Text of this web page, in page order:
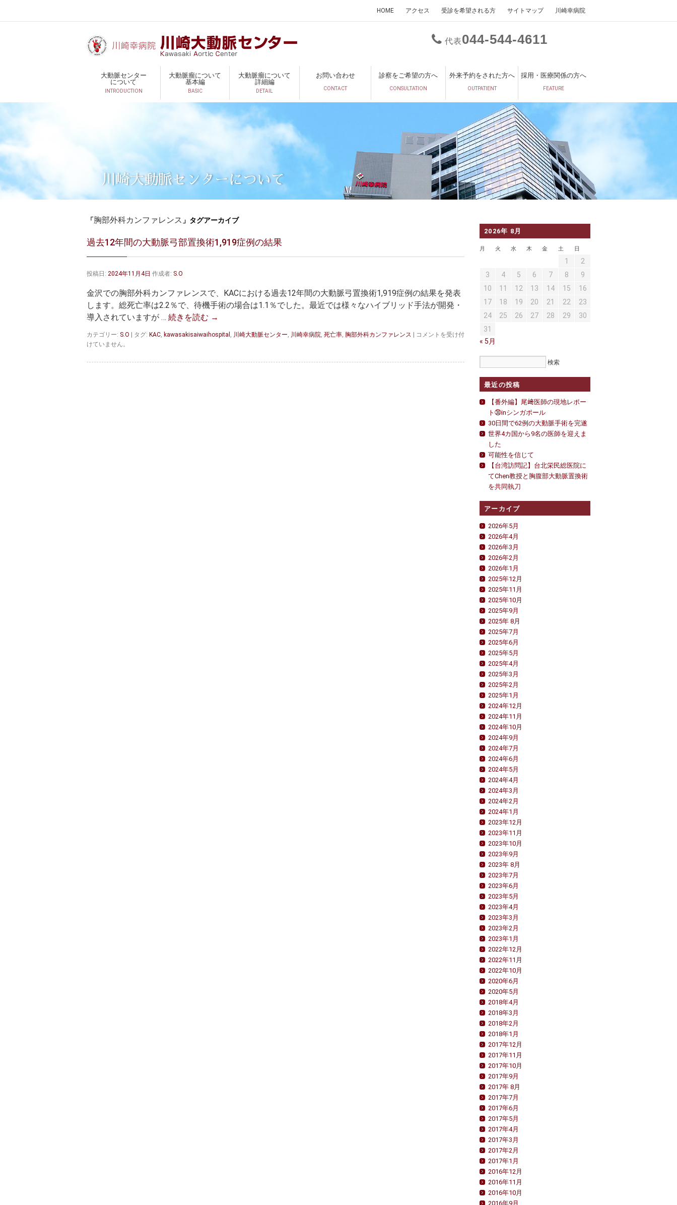
HOME アクセス 受診を希望される方 サイトマップ 川崎幸病院
代表044 544 4611
大動脈センター
について
INTRODUCTION
大動脈瘤について
基本編
BASIC
大動脈瘤について
詳細編
DETAIL
お問い合わせ
CONTACT
診察をご希望の方へ
CONSULTATION
外来予約をされた方へ
OUTPATIENT
採用・医療関係の方へ
FEATURE
川崎大動脈センターについて
「胸部外科カンファレンス 」タグアーカイブ
過去12年間の大動脈弓部置換術1,919症例の結果
投稿日: 2024年11月4日 作成者: S.O
金沢での胸部外科カンファレンスで、KACにおける過去12年間の大動脈弓置換術1,919症例の結果を発表
します。総死亡率は2.2％で、待機手術の場合は1.1％でした。最近では様々なハイブリッド手法が開発・
導入されていますが … 続きを読む →
カテゴリー: S.O タグ: KAC, kawasakisaiwaihospital , 川崎大動脈センター, 川崎幸病院, 死亡率, 胸部外科カンファレンス
過
年
コメントを受け付
けていません。
2026年 8月
月 火 水 木 金 土 日
1
2
3
4 5 6 7 8
9
10
11 12 13 14 15
16
17
18 19 20 21 22
23
24
25 26 27 28 29
30
31
« 5月
最近の投稿
【番外編】尾﨑医師の現地レポー
ト㉚inシンガポール
30日間で62例の大動脈手術を完遂
世界4カ国から9名の医師を迎えま
した
可能性を信じて
【台湾訪問記】台北栄民総医院に
てChen教授と胸腹部大動脈置換術
を共同執刀
アーカイブ
2026年5月
2026年4月
2026年3月
2026年2月
2026年1月
2025年12月
2025年11月
2025年10月
2025年9月
2025年 8月
2025年7月
2025年6月
2025年5月
2025年4月
2025年3月
2025年2月
2025年1月
2024年12月
2024年11月
2024年10月
2024年9月
2024年7月
2024年6月
2024年5月
2024年4月
2024年3月
2024年2月
2024年1月
2023年12月
2023年11月
2023年10月
2023年9月
2023年 8月
2023年7月
2023年6月
2023年5月
2023年4月
2023年3月
2023年2月
2023年1月
2022年12月
2022年11月
2022年10月
2020年6月
2020年5月
2018年4月
2018年3月
2018年2月
2018年1月
2017年12月
2017年11月
2017年10月
2017年9月
2017年 8月
2017年7月
2017年6月
2017年5月
2017年4月
2017年3月
2017年2月
2017年1月
2016年12月
2016年11月
2016年10月
2016年9月